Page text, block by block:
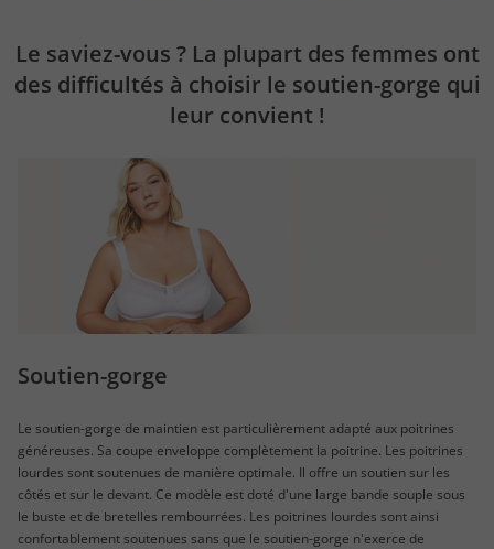
Le saviez-vous ? La plupart des femmes ont
des difficultés à choisir le soutien-gorge qui
leur convient !
Soutien-gorge
Le soutien-gorge de maintien est particulièrement adapté aux poitrines
généreuses. Sa coupe enveloppe complètement la poitrine. Les poitrines
lourdes sont soutenues de manière optimale. Il offre un soutien sur les
côtés et sur le devant. Ce modèle est doté d'une large bande souple sous
le buste et de bretelles rembourrées. Les poitrines lourdes sont ainsi
confortablement soutenues sans que le soutien-gorge n'exerce de